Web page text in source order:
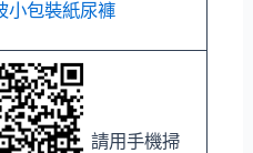
小包裝紙尿褲
請用手機掃